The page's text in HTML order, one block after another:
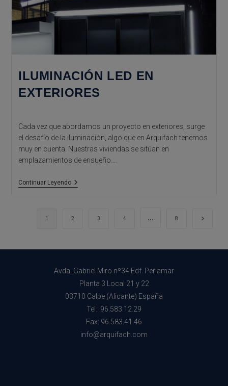
ILUMINACIÓN LED EN
EXTERIORES
Cada vez que abordamos un proyecto en exteriores, surge
el desafío de la iluminación, algo que en Arquifach tenemos
muy en cuenta. Nuestras viviendas se sitúan en
emplazamientos de ensueño.…
Continuar LeyendoIluminación
1 2 3 4 … 8 Ir a la
Avda. Gabriel Miro nº34 Edf. Perlamar
Planta 3 Local 21 y 22
03710 Calpe (Alicante) España
Tel.: 96.583.12.29
Fax: 96.583.41.46
info@arquifach.com